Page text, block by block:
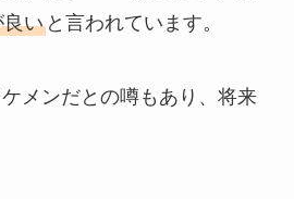
良いと言われています。
メンだとの噂もあり、将来